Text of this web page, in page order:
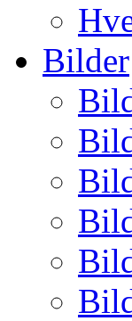
Bilder